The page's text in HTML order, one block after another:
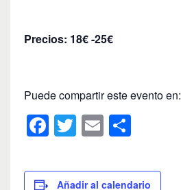
Precios: 18€ -25€
Puede compartir este evento en:
F
c
T
tt
E
ailm
Añadir al calendario